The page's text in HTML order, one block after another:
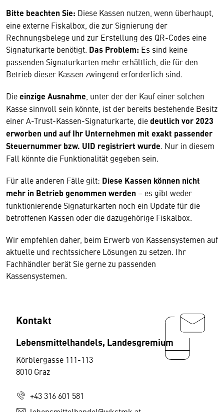
Bitte beachten Sie: Diese Kassen nutzen, wenn überhaupt,
eine externe Fiskalbox, die zur Signierung der
Rechnungsbelege und zur Erstellung des QR-Codes eine
Signaturkarte benötigt. Das Problem: Es sind keine
passenden Signaturkarten mehr erhältlich, die für den
Betrieb dieser Kassen zwingend erforderlich sind.
Dieeinzige Ausnahme , unter der der Kauf einer solchen
Kasse sinnvoll sein könnte, ist der bereits bestehende Besitz
einer A-Trust-Kassen-Signaturkarte, diedeutlich vor 2023
erworben und auf Ihr Unternehmen mit exakt passender
Steuernummer bzw. UID registriert wurde. Nur in diesem
Fall könnte die Funktionalität gegeben sein.
Für alle anderen Fälle gilt: Diese Kassen können nicht
mehr in Betrieb genommen werden – es gibt weder
funktionierende Signaturkarten noch ein Update für die
betroffenen Kassen oder die dazugehörige Fiskalbox.
Wir empfehlen daher, beim Erwerb von Kassensystemen auf
aktuelle und rechtssichere Lösungen zu setzen. Ihr
Fachhändler berät Sie gerne zu passenden
Kassensystemen.
Kontakt
Lebensmittelhandels, Landesgremium
Körblergasse 111-113
8010 Graz
+43 316 601 581